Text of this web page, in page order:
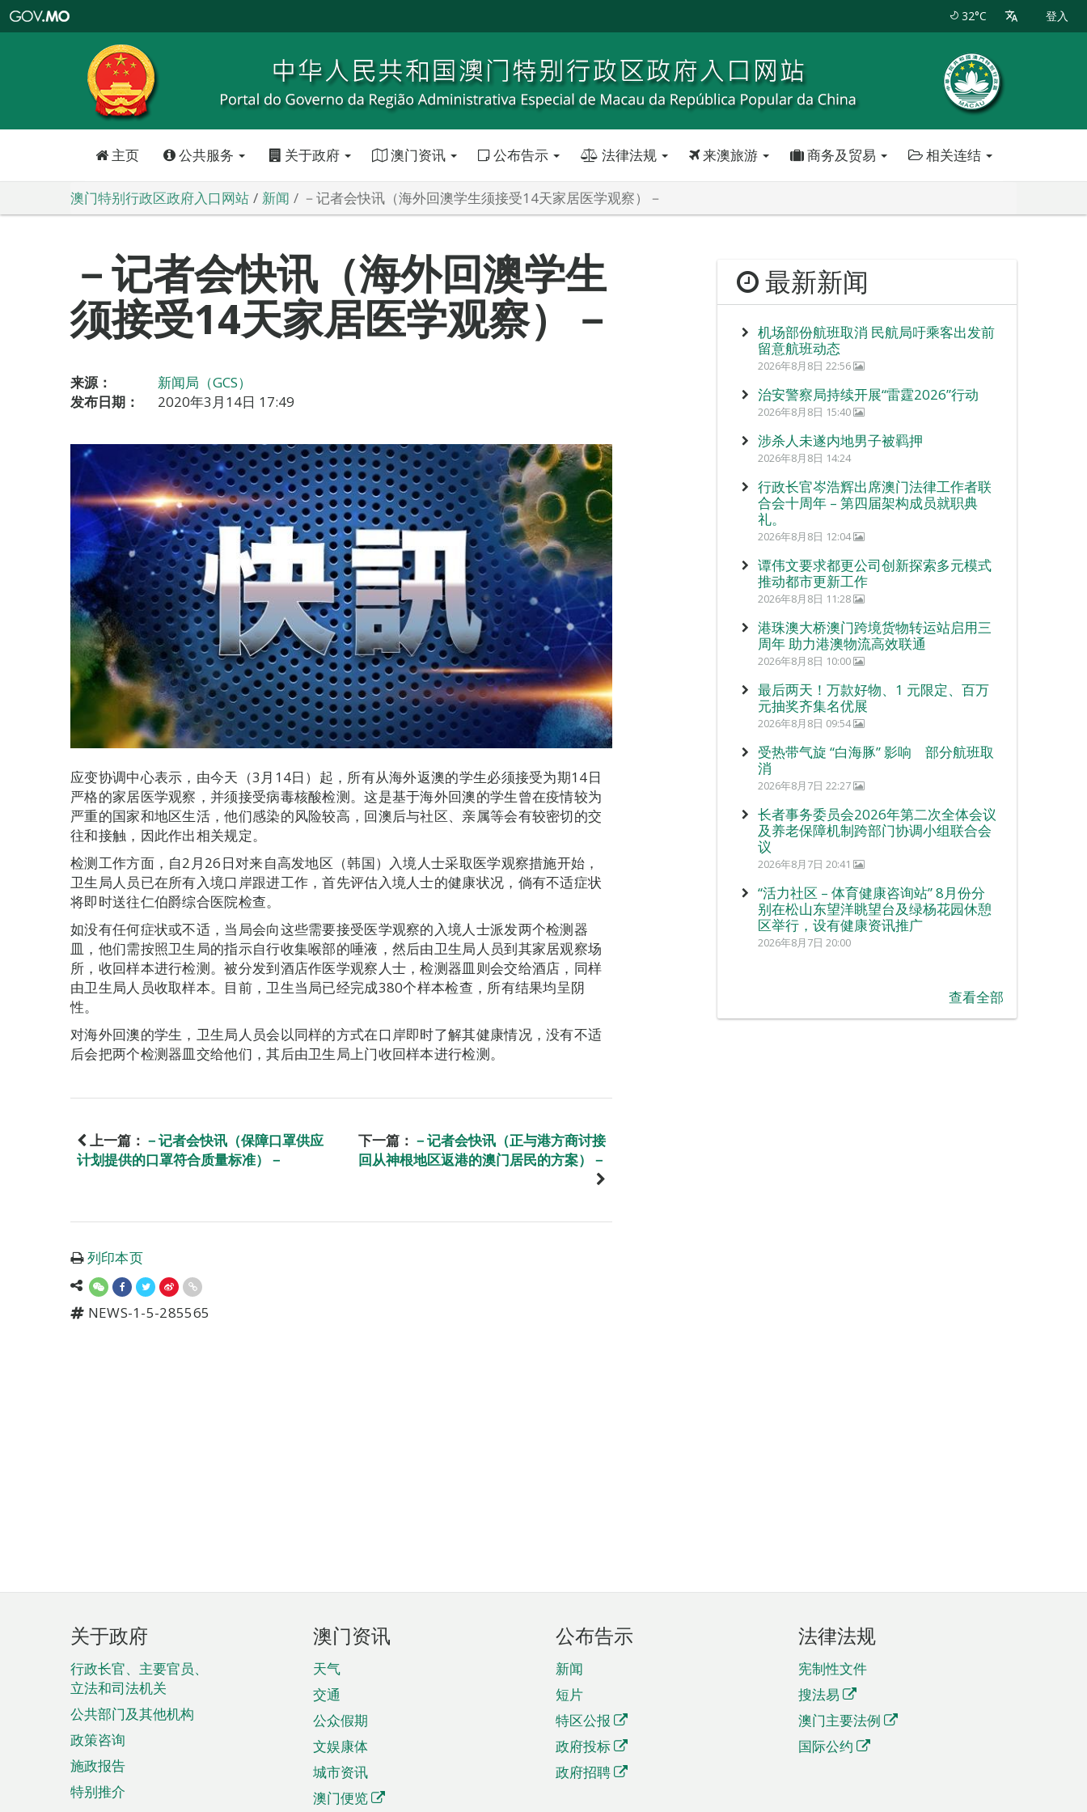
特
政
区
政
口
32°C 登入
主页 公共服务 关于政府 澳门资讯 公布告示 法律法规 来澳旅游 商务及贸易 相关连结
澳门特别行政区政府入口网站 新闻 －记者会快讯（海外回澳学生须接受14天家居医学观察）－
－记者会快讯（海外回澳学生
须接受14天家居医学观察）－
来源：
新闻局（GCS）
发布日期：
2020年3月14日 17:49
应变协调中心表示，由今天（3月14日）起，所有从海外返澳的学生必须接受为期14日
严格的家居医学观察，并须接受病毒核酸检测。这是基于海外回澳的学生曾在疫情较为
严重的国家和地区生活，他们感染的风险较高，回澳后与社区、亲属等会有较密切的交
往和接触，因此作出相关规定。
检测工作方面，自2月26日对来自高发地区（韩国）入境人士采取医学观察措施开始，
卫生局人员已在所有入境口岸跟进工作，首先评估入境人士的健康状况，倘有不适症状
将即时送往仁伯爵综合医院检查。
如没有任何症状或不适，当局会向这些需要接受医学观察的入境人士派发两个检测器
皿，他们需按照卫生局的指示自行收集喉部的唾液，然后由卫生局人员到其家居观察场
所，收回样本进行检测。被分发到酒店作医学观察人士，检测器皿则会交给酒店，同样
由卫生局人员收取样本。目前，卫生当局已经完成380个样本检查，所有结果均呈阴
性。
对海外回澳的学生，卫生局人员会以同样的方式在口岸即时了解其健康情况，没有不适
后会把两个检测器皿交给他们，其后由卫生局上门收回样本进行检测。
上一篇： －记者会快讯（保障口罩供应
计划提供的口罩符合质量标准）－
下一篇： －记者会快讯（正与港方商讨接
回从神根地区返港的澳门居民的方案）－
列印本页
NEWS-1-5-285565
最新新闻
机场部份航班取消 民航局吁乘客出发前
留意航班动态
2026年8月8日 22:56
治安警察局持续开展“雷霆2026”行动
2026年8月8日 15:40
涉杀人未遂内地男子被羁押
2026年8月8日 14:24
行政长官岑浩辉出席澳门法律工作者联
合会十周年 – 第四届架构成员就职典
礼。
2026年8月8日 12:04
谭伟文要求都更公司创新探索多元模式
推动都市更新工作
2026年8月8日 11:28
港珠澳大桥澳门跨境货物转运站启用三
周年 助力港澳物流高效联通
2026年8月8日 10:00
最后两天！万款好物、1 元限定、百万
元抽奖齐集名优展
2026年8月8日 09:54
受热带气旋 “白海豚” 影响 部分航班取
消
2026年8月7日 22:27
长者事务委员会2026年第二次全体会议
及养老保障机制跨部门协调小组联合会
议
2026年8月7日 20:41
“活力社区 – 体育健康咨询站” 8月份分
别在松山东望洋眺望台及绿杨花园休憩
区举行，设有健康资讯推广
2026年8月7日 20:00
查看全部
页
脚
菜
单
关于政府
行政长官、主要官员、
立法和司法机关
公共部门及其他机构
政策咨询
施政报告
特别推介
澳门资讯
天气
交通
公众假期
文娱康体
城市资讯
澳门便览
公布告示
新闻
短片
特区公报
政府投标
政府招聘
法律法规
宪制性文件
搜法易
澳门主要法例
国际公约